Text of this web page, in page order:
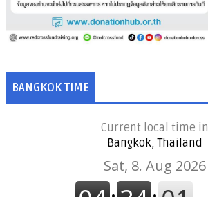
BANGKOK TIME
Current local time in
Bangkok, Thailand